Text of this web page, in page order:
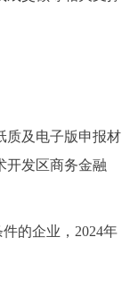
及电子版申报材
开发区商务金融
的企业，2024年